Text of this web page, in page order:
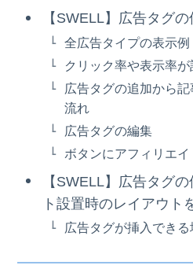
【SWELL】広告タグ
全広告タイプの表示例
クリック率や表示率が
広告タグの追加から
流れ
広告タグの編集
ボタンにアフィリエ
【SWELL】広告タグ
ト設置時のレイアウト
広告タグが挿入できる